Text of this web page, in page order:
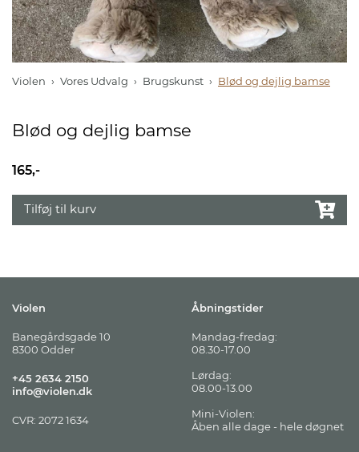
Violen Vores Udvalg Brugskunst Blød og dejlig bamse
Blød og dejlig bamse
165,-
Tilføj til kurv
Violen
Banegårdsgade 10
8300 Odder
+45 2634 2150
info@violen.dk
CVR: 2072 1634
Åbningstider
Mandag-fredag:
08.30-17.00
Lørdag:
08.00-13.00
Mini-Violen:
Åben alle dage - hele døgnet